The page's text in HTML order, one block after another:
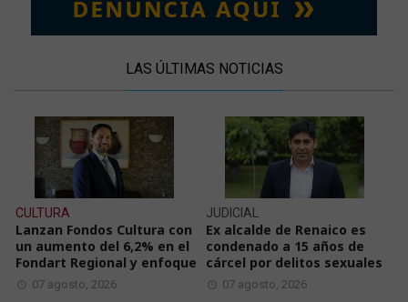
LAS ÚLTIMAS NOTICIAS
CULTURA
Lanzan Fondos Cultura con
un aumento del 6,2% en el
Fondart Regional y enfoque
07 agosto, 2026
JUDICIAL
Ex alcalde de Renaico es
condenado a 15 años de
cárcel por delitos sexuales
07 agosto, 2026